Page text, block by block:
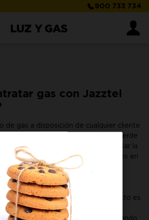
900 733 734
gas con Jazztel
de gas a disposición de cualquier cliente
nuestra tarifa de GAS es más verde
nos comprometemos a compensar la
nuestros clientes plantando árboles en
que lo necesiten.
laTarifa Estable de GAS
las mismas facilidades tanto para
con un servicio como con otro. Esto es
de gas que tengas ahora
de tus datos de consumo, pudiendo